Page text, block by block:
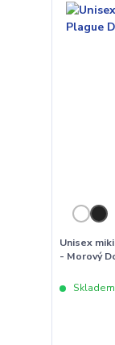
Unisex
- Morový
Skladem